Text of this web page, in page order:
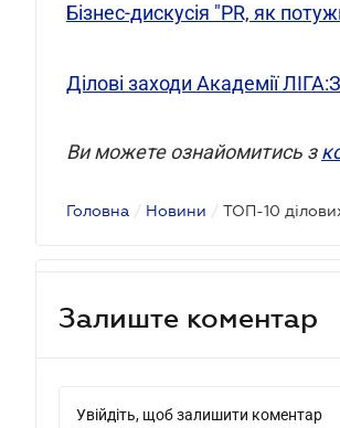
Бізнес-дискусія "PR, як
Ділові заходи Академії
Ви можете ознайомитись з
Головна / Новини / ТОП-10
Залиште коментар
Увійдіть, щоб залишити коментар